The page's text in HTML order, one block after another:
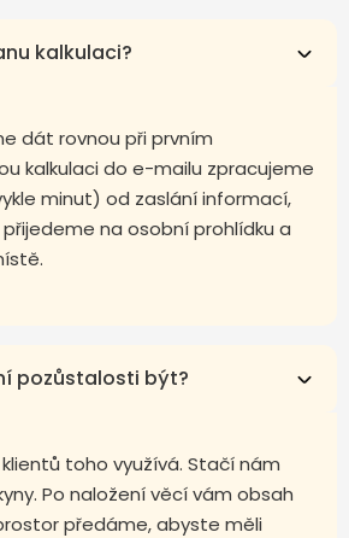
kalkulaci?
dát rovnou při prvním
kalkulaci do e-mailu zpracujeme
minut) od zaslání informací,
na osobní prohlídku a
pozůstalosti být?
toho využívá. Stačí nám
Po naložení věcí vám obsah
předáme, abyste měli